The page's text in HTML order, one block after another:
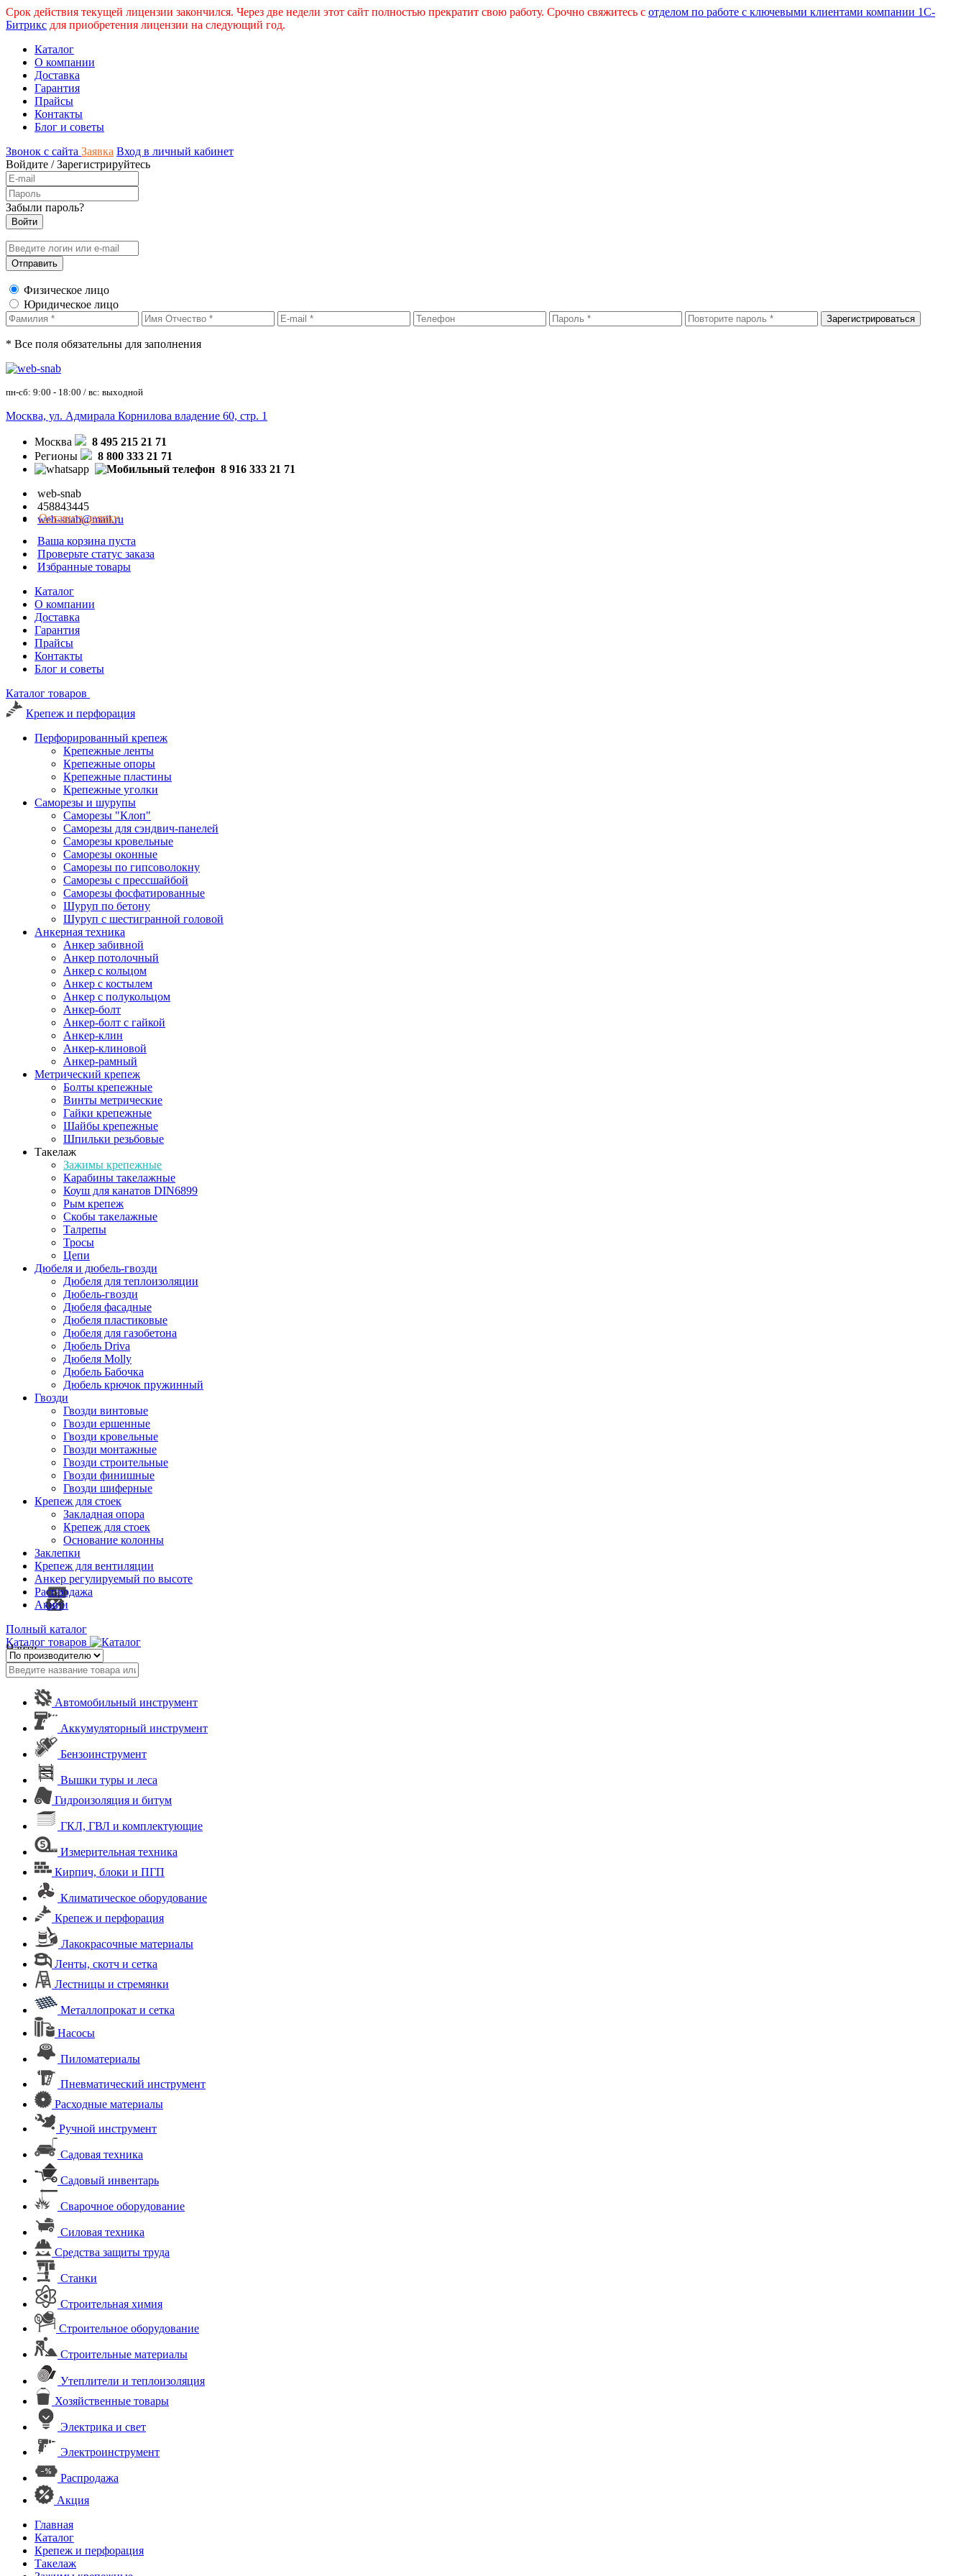
Срок действия текущей лицензии закончился. Через две недели этот сайт полностью прекратит свою работу. Срочно свяжитесь с отделом по работе с ключевыми клиентами компании 1С-
Битрикс для приобретения лицензии на следующий год.
Каталог
О компании
Доставка
Гарантия
Прайсы
Контакты
Блог и советы
Звонок с сайта Заявка Вход в личный кабинет
Войдите /Зарегистрируйтесь
Забыли пароль?
Физическое лицо
Юридическое лицо
* Все поля обязательны для заполнения
пн-сб: 9:00 - 18:00 / вс: выходной
Москва, ул. Адмирала Корнилова владение 60, стр. 1
Москва
8 495 215 21 71
Регионы
8 800 333 21 71
8 916 333 21 71
web-snab
458843445
web-snab@mail.ru
Оставить заявку
Ваша корзина пуста
Проверьте статус заказа
Избранные товары
Каталог
О компании
Доставка
Гарантия
Прайсы
Контакты
Блог и советы
Каталог товаров
Крепеж и перфорация
Перфорированный крепеж
Крепежные ленты
Крепежные опоры
Крепежные пластины
Крепежные уголки
Саморезы и шурупы
Саморезы "Клоп"
Саморезы для сэндвич-панелей
Саморезы кровельные
Саморезы оконные
Саморезы по гипсоволокну
Саморезы с прессшайбой
Саморезы фосфатированные
Шуруп по бетону
Шуруп с шестигранной головой
Анкерная техника
Анкер забивной
Анкер потолочный
Анкер с кольцом
Анкер с костылем
Анкер с полукольцом
Анкер-болт
Анкер-болт с гайкой
Анкер-клин
Анкер-клиновой
Анкер-рамный
Метрический крепеж
Болты крепежные
Винты метрические
Гайки крепежные
Шайбы крепежные
Шпильки резьбовые
Такелаж
Зажимы крепежные
Карабины такелажные
Коуш для канатов DIN6899
Рым крепеж
Скобы такелажные
Талрепы
Тросы
Цепи
Дюбеля и дюбель-гвозди
Дюбеля для теплоизоляции
Дюбель-гвозди
Дюбеля фасадные
Дюбеля пластиковые
Дюбеля для газобетона
Дюбель Driva
Дюбеля Molly
Дюбель Бабочка
Дюбель крючок пружинный
Гвозди
Гвозди винтовые
Гвозди ершенные
Гвозди кровельные
Гвозди монтажные
Гвозди строительные
Гвозди финишные
Гвозди шиферные
Крепеж для стоек
Закладная опора
Крепеж для стоек
Основание колонны
Заклепки
Крепеж для вентиляции
Анкер регулируемый по высоте
Распродажа
Акции
Полный каталог
Каталог товаров
Найти
Автомобильный инструмент
Аккумуляторный инструмент
Бензоинструмент
Вышки туры и леса
Гидроизоляция и битум
ГКЛ, ГВЛ и комплектующие
Измерительная техника
Кирпич, блоки и ПГП
Климатическое оборудование
Крепеж и перфорация
Лакокрасочные материалы
Ленты, скотч и сетка
Лестницы и стремянки
Металлопрокат и сетка
Насосы
Пиломатериалы
Пневматический инструмент
Расходные материалы
Ручной инструмент
Садовая техника
Садовый инвентарь
Сварочное оборудование
Силовая техника
Средства защиты труда
Станки
Строительная химия
Строительное оборудование
Строительные материалы
Утеплители и теплоизоляция
Хозяйственные товары
Электрика и свет
Электроинструмент
Распродажа
Акция
Главная
Каталог
Крепеж и перфорация
Такелаж